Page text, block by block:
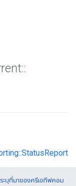
::
บุที่มาของครีเอทีฟคอม